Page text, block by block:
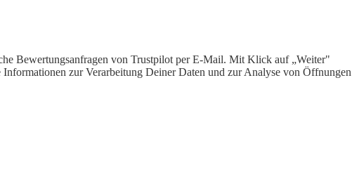
Bewertungsanfragen von Trustpilot per E-Mail. Mit Klick auf „Weiter"
zur Verarbeitung Deiner Daten und zur Analyse von Öffnungen